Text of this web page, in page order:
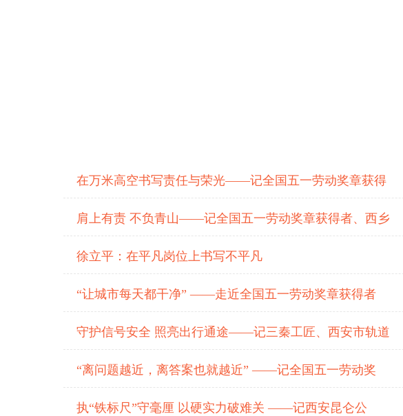
在万米高空书写责任与荣光——记全国五一劳动奖章获得
肩上有责 不负青山——记全国五一劳动奖章获得者、西乡
徐立平：在平凡岗位上书写不平凡
“让城市每天都干净” ——走近全国五一劳动奖章获得者
守护信号安全 照亮出行通途——记三秦工匠、西安市轨道
“离问题越近，离答案也就越近” ——记全国五一劳动奖
执“铁标尺”守毫厘 以硬实力破难关 ——记西安昆仑公